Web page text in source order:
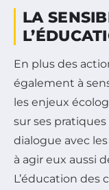
LA
En plus des
également à
les enjeux
sur ses
dialogue avec
à agir eux aussi
L’éducation des